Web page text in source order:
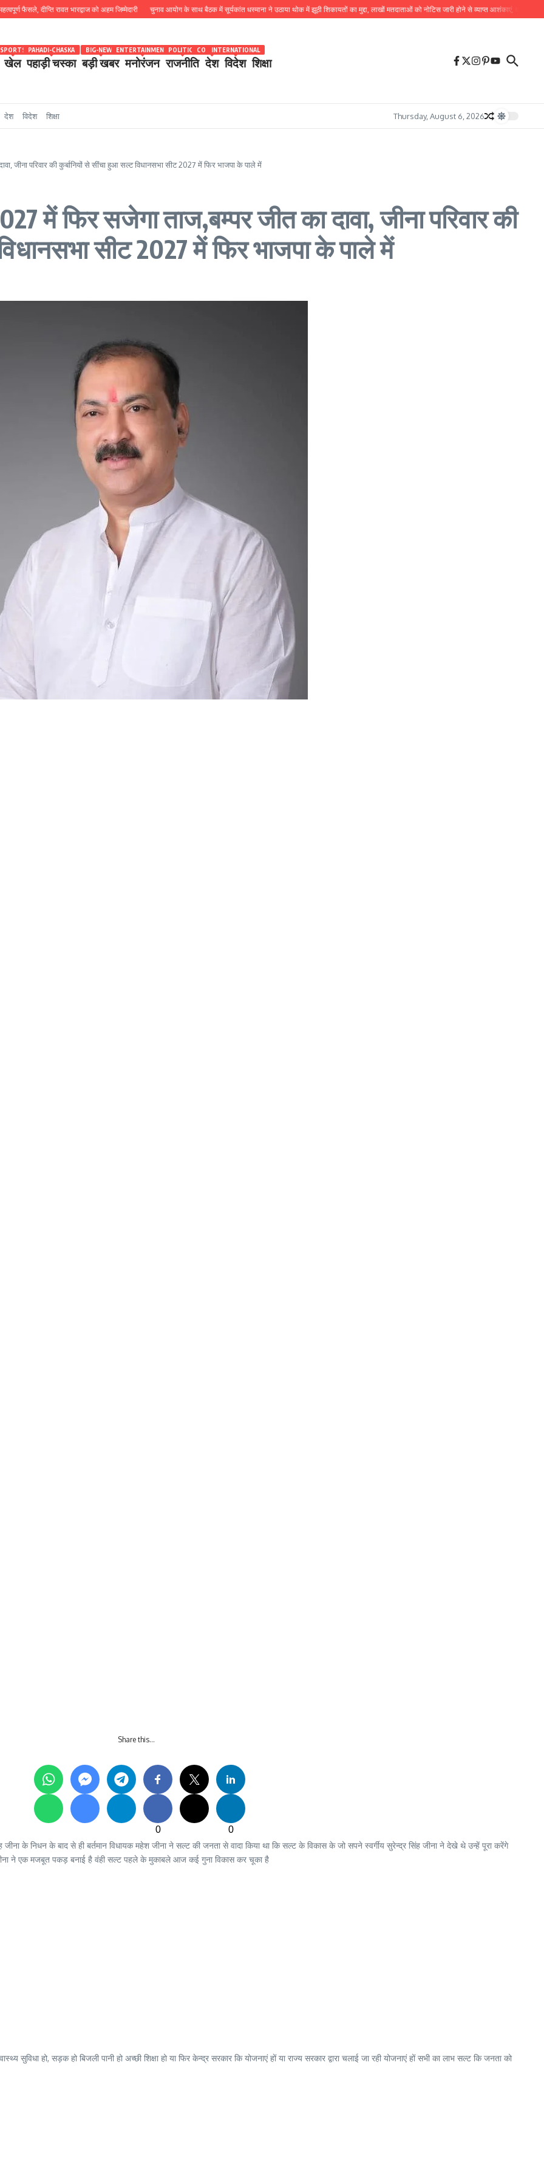
दीप्ति रावत भारद्वाज को अहम जिम्मेदारी चुनाव आयोग के साथ बैठक में सूर्यकांत धस्माना ने उठाया थोक में झूठी शिकायतों का मुद्दा, लाखों मतदाताओं को नोटिस जारी होने से व्याप्त आशंकाएं, वरिष्ठ नागरिकों के
खेल
SPORTS
पहाड़ी चस्का
PAHADI-CHASKA
बड़ी खबर
BIG-NEWS
मनोरंजन
ENTERTAINMENT
राजनीति
POLITICS
देश
COUNTRY
विदेश
INTERNATIONAL
शिक्षा
देश विदेश शिक्षा Thursday, August 6, 2026
जीना परिवार की कुर्बानियों से सींचा हुआ सल्ट विधानसभा सीट 2027 में फिर भाजपा के पाले में
में फिर सजेगा ताज,बम्पर जीत का दावा, जीना परिवार की
सीट 2027 में फिर भाजपा के पाले में
Share this…
0
0
के निधन के बाद से ही बर्तमान विधायक महेश जीना ने सल्ट की जनता से वादा किया था कि सल्ट के विकास के जो सपने स्वर्गीय सुरेन्द्र सिंह जीना ने देखे थे उन्हें पूरा करेंगे
ने एक मजबूत पकड़ बनाई है वंही सल्ट पहले के मुकाबले आज कई गुना विकास कर चूका है
सुविधा हो, सड़क हो बिजली पानी हो अच्छी शिक्षा हो या फिर केन्द्र सरकार कि योजनाएं हों या राज्य सरकार द्वारा चलाई जा रही योजनाएं हों सभी का लाभ सल्ट कि जनता को